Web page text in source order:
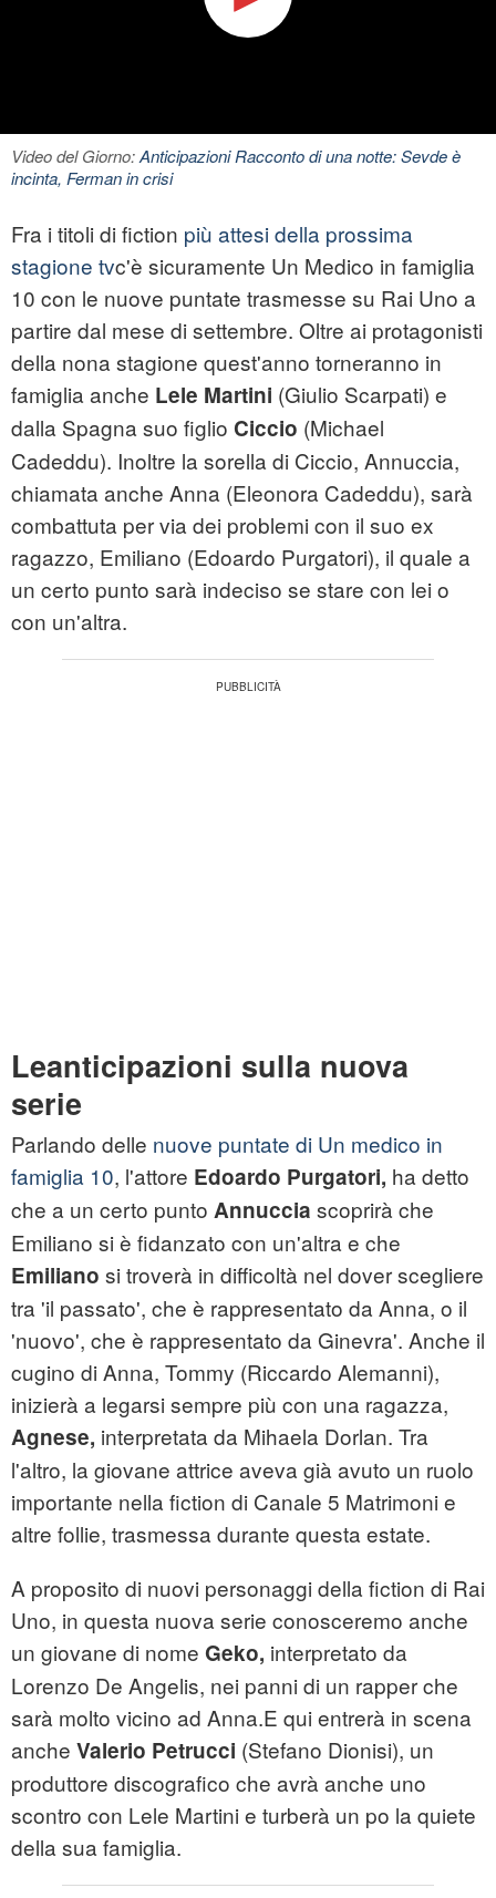
Video del Giorno:Anticipazioni Racconto di una notte: Sevde è
incinta, Ferman in crisi
Fra i titoli di fiction più attesi della prossima
stagione tvc'è sicuramente Un Medico in famiglia
10 con le nuove puntate trasmesse su Rai Uno a
partire dal mese di settembre. Oltre ai protagonisti
della nona stagione quest'anno torneranno in
famiglia anche Lele Martini (Giulio Scarpati) e
dalla Spagna suo figlio Ciccio (Michael
Cadeddu). Inoltre la sorella di Ciccio, Annuccia,
chiamata anche Anna (Eleonora Cadeddu), sarà
combattuta per via dei problemi con il suo ex
ragazzo, Emiliano (Edoardo Purgatori), il quale a
un certo punto sarà indeciso se stare con lei o
con un'altra.
Leanticipazioni sulla nuova
serie
Parlando delle nuove puntate di Un medico in
famiglia 10, l'attore Edoardo Purgatori, ha detto
che a un certo punto Annuccia scoprirà che
Emiliano si è fidanzato con un'altra e che
Emiliano si troverà in difficoltà nel dover scegliere
tra 'il passato', che è rappresentato da Anna, o il
'nuovo', che è rappresentato da Ginevra'. Anche il
cugino di Anna, Tommy (Riccardo Alemanni),
inizierà a legarsi sempre più con una ragazza,
Agnese, interpretata da Mihaela Dorlan. Tra
l'altro, la giovane attrice aveva già avuto un ruolo
importante nella fiction di Canale 5 Matrimoni e
altre follie, trasmessa durante questa estate.
A proposito di nuovi personaggi della fiction di Rai
Uno, in questa nuova serie conosceremo anche
un giovane di nome Geko, interpretato da
Lorenzo De Angelis, nei panni di un rapper che
sarà molto vicino ad Anna.E qui entrerà in scena
anche Valerio Petrucci (Stefano Dionisi), un
produttore discografico che avrà anche uno
scontro con Lele Martini e turberà un po la quiete
della sua famiglia.